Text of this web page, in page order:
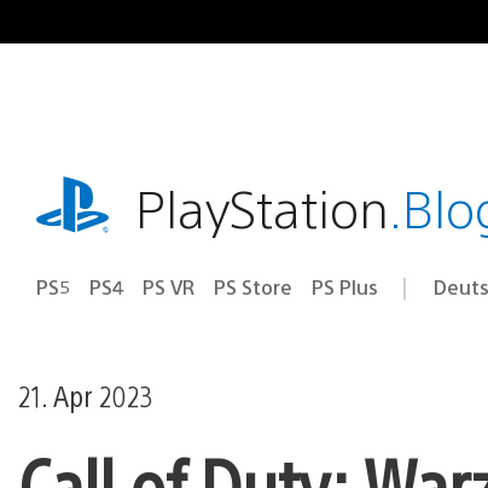
Inhalt
playstation.comPlayStation
PS5 PS4 PS VR PS Store PS Plus Select
21. Apr 2023